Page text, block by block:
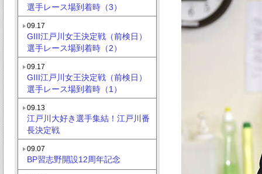
選手レース場到着時（3）
09.17
GIII江戸川女王決定戦（前検日）
選手レース場到着時（2）
09.17
GIII江戸川女王決定戦（前検日）
選手レース場到着時（1）
09.13
江戸川大好き選手集結！江戸川番
長決定戦
09.07
BP習志野開設12周年記念